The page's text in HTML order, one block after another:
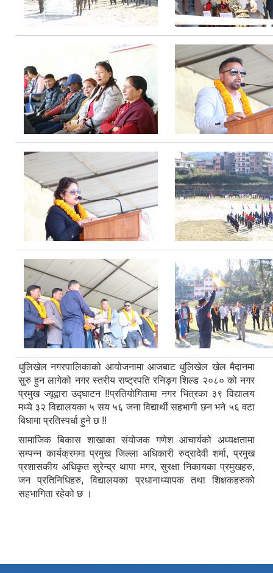
धुलिखेल नगरपालिकाको आयोजनामा आजबाट धुलिखेल खेल मैदानमा
सुरु हुन लागेको नगर स्तरीय राष्ट्रपति रनिङ्ग शिल्ड २०८० को नगर
प्रमुख ज्यूद्वारा उद्घाटन !!प्रतियोगितामा नगर भित्रका ३९ विद्यालय
मध्ये ३२ विद्यालयका ५ सय ५६ जना विद्यार्थी सहभागी छन भने ५६ वटा
बिधामा प्रतिस्पर्धा हुने छ !!
सामाजिक बिकास शाखाका संयोजक गणेश आचार्यको अध्यक्षतामा
सम्पन्न कार्यक्रममा प्रमुख जिल्ला अधिकारी रुद्रादेवी शर्मा, प्रमुख
प्रशासकीय अधिकृत सुरेन्द्र थापा मगर, सुरक्षा निकायका प्रमुखहरु,
जन प्रतिनिधिहरु, विद्यालयका प्रधानाध्यापक तथा शिक्षकहरुको
सहभागिता रहेको छ ।